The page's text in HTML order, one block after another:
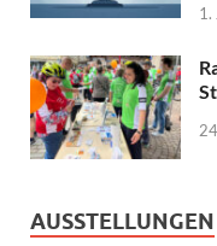
1.
AUSSTELLUNGEN